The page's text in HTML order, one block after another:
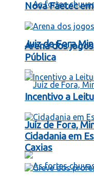
Juiz de Fora
Juíz de Fora,
Nova Faetec
Arena dos
Pública
Incentivo a
Cidadania em
Caxias